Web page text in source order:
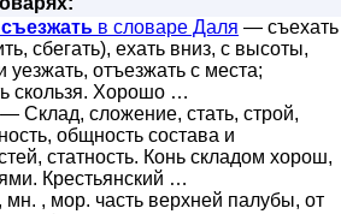
съезжать в словаре Даля — съехать
сбегать), ехать вниз, с высоты,
уезжать, отъезжать с места;
скользя. Хорошо …
— Склад, сложение, стать, строй,
общность состава и
статность. Конь складом хорош,
Крестьянский …
, мор. часть верхней палубы, от